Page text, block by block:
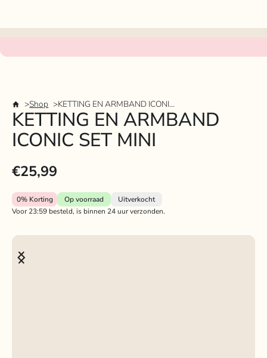
Shop KETTING EN ARMBAND ICONIC SET MINI
KETTING EN ARMBAND
ICONIC SET MINI
€25,99
0%Korting Op voorraad
Uitverkocht
Voor 23:59 besteld, is binnen 24 uur verzonden.